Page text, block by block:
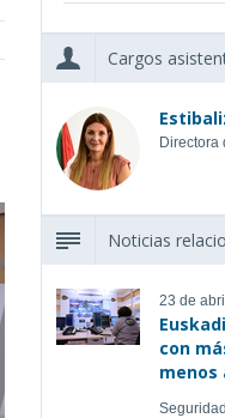
Cargos
Directora
Noticias
23 de
con
menos
Seguridad